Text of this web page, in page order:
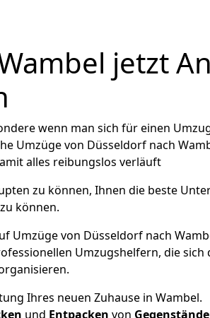
jetzt
wenn man sich für einen
Umzüge von Düsseldorf nach
alles reibungslos verläuft
zu können, Ihnen die beste
können.
Umzüge von Düsseldorf nach
Umzugshelfern, die sich
Ihres neuen Zuhause in Wambel.
und Entpacken von